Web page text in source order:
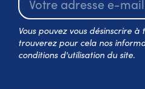
Vous pouvez vous désinscrire à
trouverez pour cela nos
conditions d'utilisation du site.